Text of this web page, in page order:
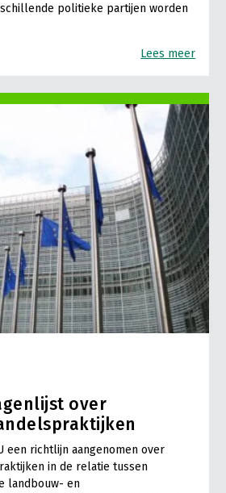
politieke partijen worden
Lees meer
over
een richtlijn aangenomen over
in de relatie tussen
landbouw- en